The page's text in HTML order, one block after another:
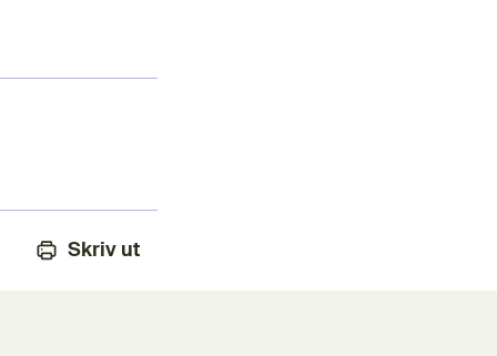
Skriv ut